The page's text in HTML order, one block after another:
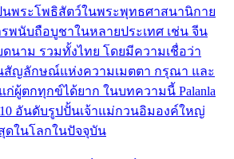
นพระโพธิสัตว์ในพระพุทธศาสนานิกาย
พนับถือบูชาในหลายประเทศ เช่น จีน
ดนาม รวมทั้งไทย โดยมีความเชื่อว่า
สัญลักษณ์แห่งความเมตตา กรุณา และ
ก่ผู้ตกทุกข์ได้ยาก ในบทความนี้ Palanla
อันดับรูปปั้นเจ้าแม่กวนอิมองค์ใหญ่
ดในโลกในปัจจุบัน